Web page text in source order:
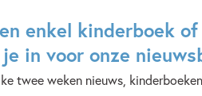
enkel kinderboek
in voor onze
twee weken nieuws,